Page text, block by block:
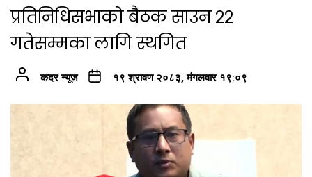
प्रतिनिधिसभाको बैठक साउन २२
गतेसम्मका लागि स्थगित
कदर न्यूज १९ श्रावण २०८३, मंगलवार १९:०९